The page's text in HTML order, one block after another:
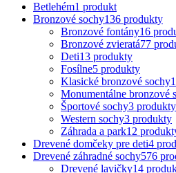
Betlehém1 produkt
Bronzové sochy136 produkty
Bronzové fontány16
Bronzové zvieratá77
Deti13 produkty
Fosílne5 produkty
Klasické bronzové sochy
Monumentálne bronzové
Športové sochy3 produkty
Western sochy3 produkty
Záhrada a park12
Drevené domčeky pre deti4
Drevené záhradné sochy576
Drevené lavičky14